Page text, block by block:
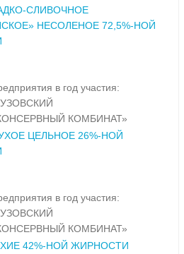
СЛИВОЧНОЕ
НЕСОЛЕНОЕ 72,5%-НОЙ
в год участия:
КОМБИНАТ»
ЦЕЛЬНОЕ 26%-НОЙ
в год участия:
КОМБИНАТ»
42%-НОЙ ЖИРНОСТИ